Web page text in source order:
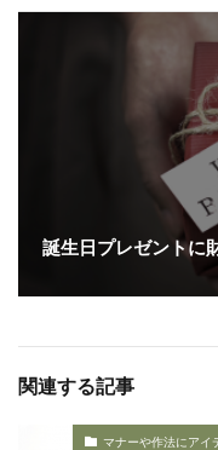
誕生日プレゼントに
関連する記事
マナーや作法にアイ